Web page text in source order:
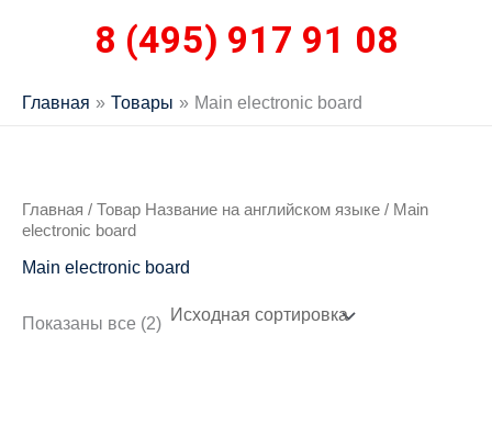
8 (495) 917 91 08
Главная Товары Main electronic board
Главная / Товар Название на английском языке / Main
electronic board
Main electronic board
Показаны все (2)